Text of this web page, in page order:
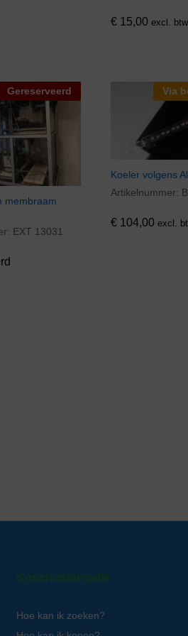
€15,00 excl. btw
Gereserveerd
membraam
EXT 13031
Via
Koeler volgens
Artikelnummer:
€104,00 excl.
€104,00
Kopersinformatie
Hoe kan ik zoeken?